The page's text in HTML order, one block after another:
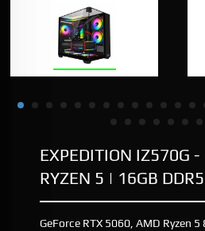
EXPEDITION IZ570G
RYZEN 5 | 16GB DDR5
GeForce RTX 5060, AMD Ryzen